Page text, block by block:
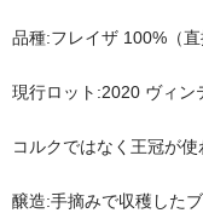
品種:フレイザ 100%（
現行ロット:2020 ヴィン
コルクではなく王冠が使
醸造:手摘みで収穫した